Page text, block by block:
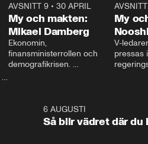
AVSNITT 9• 30 APRIL
My och makten:
Mikael Damberg
Ekonomin,
finansministerrollen och
demografikrisen.
och Makten.
My
V-
pressas
– Vi
vara
1:066 AUGUSTI
Så blir vädret där du